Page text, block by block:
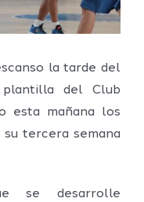
la tarde del
plantilla del Club
esta mañana los
tercera semana
se desarrolle